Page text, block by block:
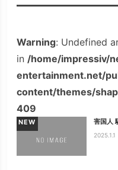
Warning: Undefined
in /home/impressiv/
entertainment.net/
content/themes/
409
NEW 害国人
2025.1.1